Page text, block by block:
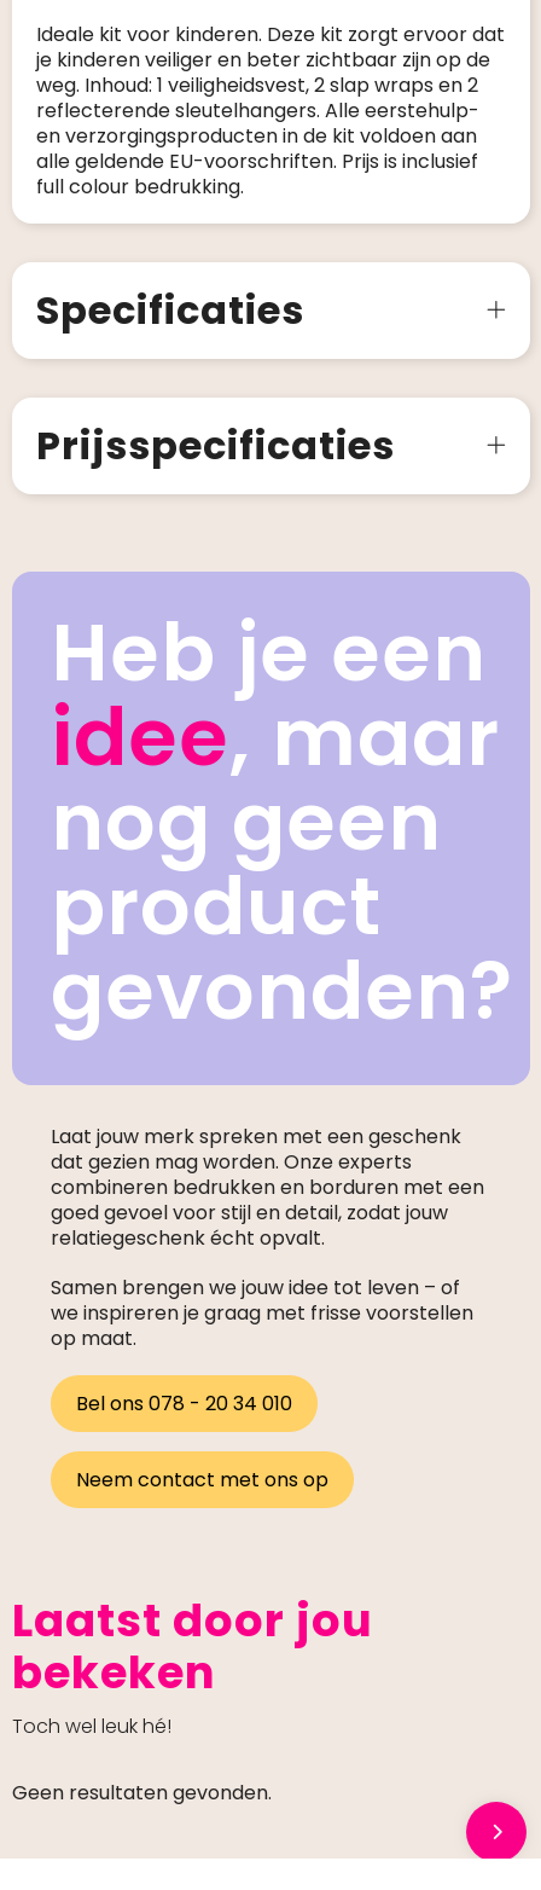
Ideale kit voor kinderen. Deze kit zorgt ervoor dat
je kinderen veiliger en beter zichtbaar zijn op de
weg. Inhoud: 1 veiligheidsvest, 2 slap wraps en 2
reflecterende sleutelhangers. Alle eerstehulp-
en verzorgingsproducten in de kit voldoen aan
alle geldende EU-voorschriften. Prijs is inclusief
full colour bedrukking.
Specificaties
Prijsspecificaties
Heb je een
idee, maar
nog geen
product
gevonden?
Laat jouw merk spreken met een geschenk
dat gezien mag worden. Onze experts
combineren bedrukken en borduren met een
goed gevoel voor stijl en detail, zodat jouw
relatiegeschenk écht opvalt.
Samen brengen we jouw idee tot leven – of
we inspireren je graag met frisse voorstellen
op maat.
Bel ons 078 - 20 34 010
Neem contact met ons op
Laatst door jou
bekeken
Toch wel leuk hé!
Geen resultaten gevonden.